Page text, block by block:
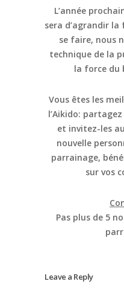
L’année
sera d’agrandir la
se faire, nous
technique de la
la force du
Vous êtes les
l’Aikido:
et invitez-les
nouvelle
parrainage,
sur vos
Pas plus de 5
Leave a Reply